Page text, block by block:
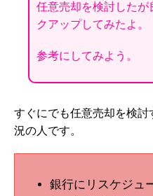
任意売却を検討したが
クアップしてみたよ。
参考にしてみよう。
すぐにでも任意売却を検
況の人です。
銀行にリスケジュ